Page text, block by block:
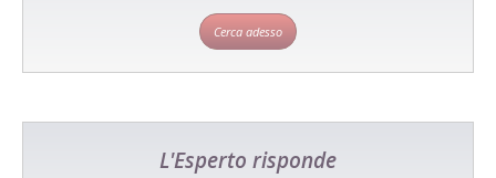
Cerca adesso
L'Esperto risponde